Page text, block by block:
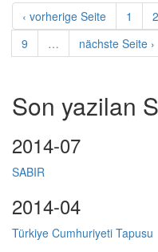
‹ vorherige Seite 1 2
9
… nächste Seite ›
Son yazilan
2014-07
SABIR
2014-04
Türkiye Cumhuriyeti Tapusu